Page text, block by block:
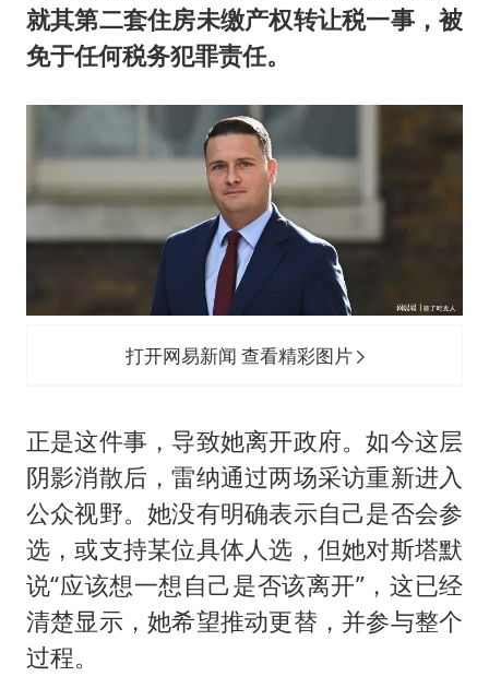
就其第二套住房未缴产权转让税一事，被
免于任何税务犯罪责任。
打开网易新闻 查看精彩图片
正是这件事，导致她离开政府。如今这层
阴影消散后，雷纳通过两场采访重新进入
公众视野。她没有明确表示自己是否会参
选，或支持某位具体人选，但她对斯塔默
说“应该想一想自己是否该离开”，这已经
清楚显示，她希望推动更替，并参与整个
过程。